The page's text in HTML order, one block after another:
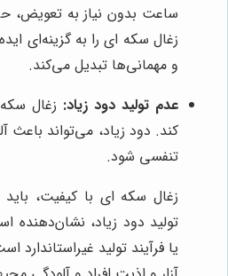
ساعت بدون نیاز به تعویض،
زغال سکه ای را به گزینه‌ای
و مهمانی‌ها تبدیل می‌کند.
عدم تولید دود زیاد: زغال
کند. دود زیاد، می‌تواند باعث
تنفسی شود.
زغال سکه ای با کیفیت،
تولید دود زیاد، نشان‌دهنده
یا فرآیند تولید